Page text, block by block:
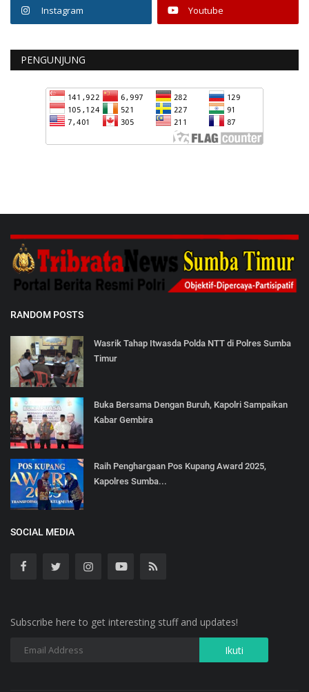
Instagram Youtube
PENGUNJUNG
RANDOM POSTS
Wasrik Tahap Itwasda Polda NTT di Polres Sumba
Timur
Buka Bersama Dengan Buruh, Kapolri Sampaikan
Kabar Gembira
Raih Penghargaan Pos Kupang Award 2025,
Kapolres Sumba...
SOCIAL MEDIA
Subscribe here to get interesting stuff and updates!